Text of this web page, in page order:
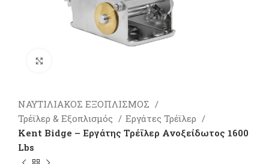
ΝΑΥΤΙΛΙΑΚΟΣ ΕΞΟΠΛΙΣΜΟΣ
Τρέϊλερ & Εξοπλισμός
Εργάτες Τρέϊλερ
Kent Bidge – Εργάτης Τρέϊλερ Ανοξείδωτος 1600
Lbs